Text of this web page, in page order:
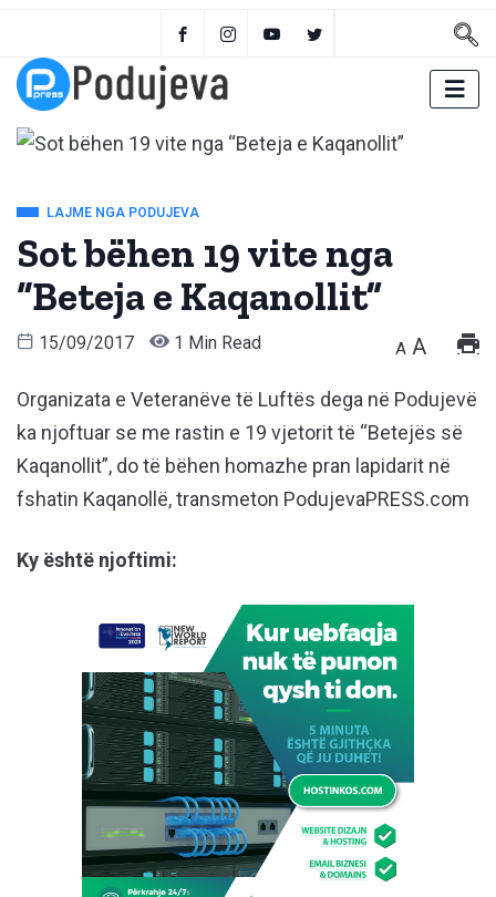
LAJME NGA PODUJEVA
Sot bëhen 19 vite nga
“Beteja e Kaqanollit”
15/09/2017 1 Min Read A A
Organizata e Veteranëve të Luftës dega në Podujevë
ka njoftuar se me rastin e 19 vjetorit të “Betejës së
Kaqanollit”, do të bëhen homazhe pran lapidarit në
fshatin Kaqanollë, transmeton PodujevaPRESS.com
Ky është njoftimi: